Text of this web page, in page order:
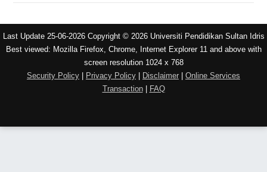
Last Update 25-06-2026 Copyright © 2026 Universiti Pendidikan Sultan Idris
Best viewed: Mozilla Firefox, Chrome, Internet Explorer 11 and above with
screen resolution 1024 x 768
Security Policy Privacy Policy Disclaimer
Online Services
Transaction| FAQ